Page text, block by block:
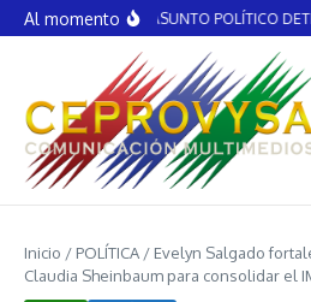
Saltar al contenido
Al momentoNO ES ASUNTO POLÍTICO
Inicio / POLÍTICA / Evelyn Salgado
Claudia Sheinbaum para consolidar el